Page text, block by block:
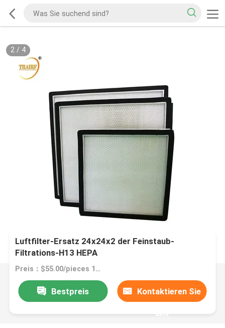
2/ 4
Luftfilter-Ersatz 24x24x2 der Feinstaub-
Filtrations-H13 HEPA
Preis：$55.00/pieces 1-49 pieces
Bestpreis Kontaktieren Sie
uns